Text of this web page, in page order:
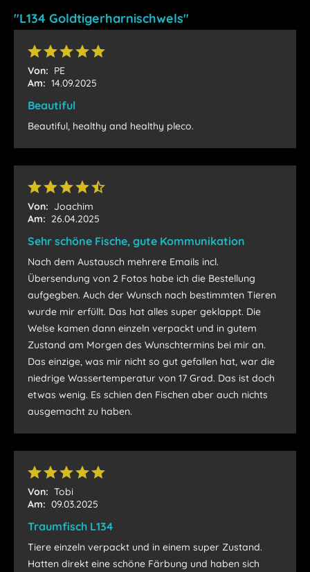
"L134 Goldtigerharnischwels"
Von: PE
Am: 14.09.2025
Beautiful
Beautiful, healthy and healthy pleco.
Von: Joachim
Am: 26.04.2025
Sehr schöne Fische, gute Kommunikation
Nach dem Austausch mehrere Emails incl.
Übersendung von 2 Fotos habe ich die Bestellung
aufgegben. Auch der Wunsch nach bestimmten Tieren
wurde mir erfüllt. Das hat alles super geklappt. Die
Welse kamen dann einzeln verpackt und in gutem
Zustand am Morgen des Wunschtermins bei mir an.
Das einzige, was mir nicht so gut gefallen hat, war die
niedrige Wassertemperatur von 17 Grad. Das ist doch
etwas wenig. Es schien den Fischen aber auch nichts
ausgemacht zu haben.
Von: Tobi
Am: 09.03.2025
Traumfisch L134
Tiere einzeln verpackt und in einem super Zustand.
Hatten direkt eine schöne Färbung und haben sich